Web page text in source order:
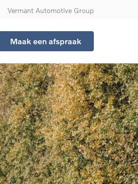
Vermant Automotive Group
Maak een afspraak